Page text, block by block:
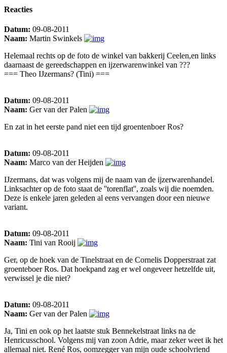
Reacties
Datum: 09-08-2011
Naam: Martin Swinkels
Helemaal rechts op de foto de winkel van bakkerij Ceelen,en links
daarnaast de gereedschappen en ijzerwarenwinkel van ???
=== Theo IJzermans? (Tini) ===
Datum: 09-08-2011
Naam: Ger van der Palen
En zat in het eerste pand niet een tijd groentenboer Ros?
Datum: 09-08-2011
Naam: Marco van der Heijden
IJzermans, dat was volgens mij de naam van de ijzerwarenhandel.
Linksachter op de foto staat de ''torenflat'', zoals wij die noemden.
Deze is enkele jaren geleden al eens vervangen door een nieuwe
variant.
Datum: 09-08-2011
Naam: Tini van Rooij
Ger, op de hoek van de Tinelstraat en de Cornelis Dopperstraat zat
groenteboer Ros. Dat hoekpand zag er wel ongeveer hetzelfde uit,
verwissel je die niet?
Datum: 09-08-2011
Naam: Ger van der Palen
Ja, Tini en ook op het laatste stuk Bennekelstraat links na de
Henricusschool. Volgens mij van zoon Adrie, maar zeker weet ik het
allemaal niet. René Ros, oomzegger van mijn oude schoolvriend